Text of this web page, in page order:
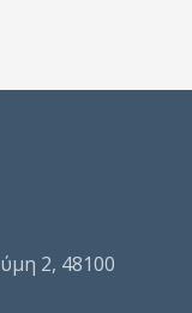
2, 48100